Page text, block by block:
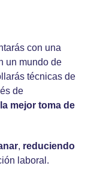
con una
un mundo de
técnicas de
de
mejor toma de
, reduciendo
laboral.